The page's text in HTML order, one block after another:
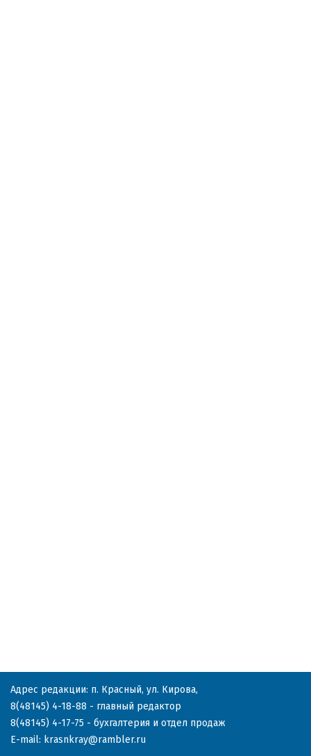
Адрес редакции: п. Красный, ул. Кирова,
8(48145) 4-18-88 - главный редактор
8(48145) 4-17-75 - бухгалтерия и отдел продаж
E-mail: krasnkray@rambler.ru